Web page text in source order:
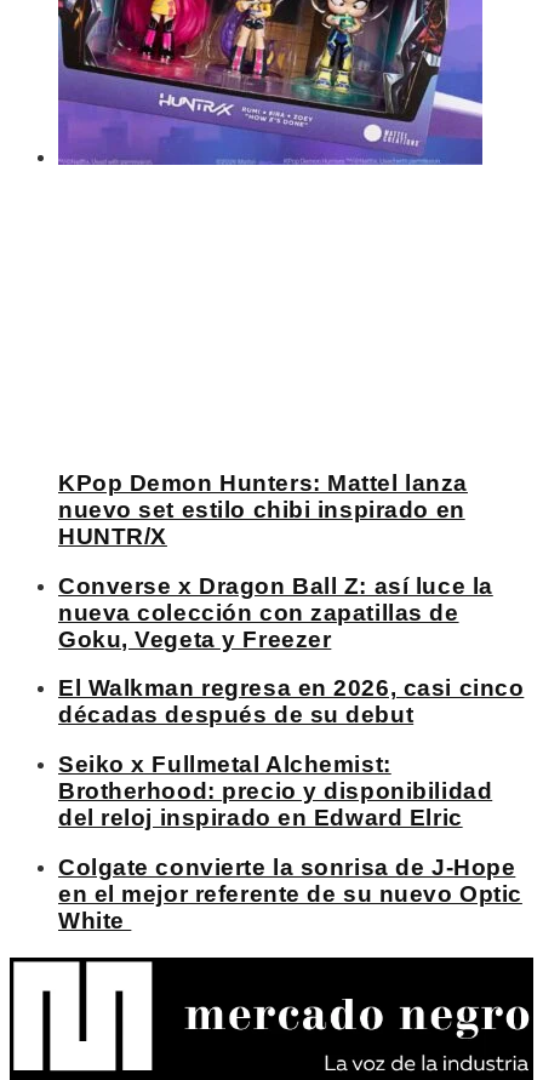
KPop Demon Hunters: Mattel lanza
nuevo set estilo chibi inspirado en
HUNTR/X
Converse x Dragon Ball Z: así luce la
nueva colección con zapatillas de
Goku, Vegeta y Freezer
El Walkman regresa en 2026, casi cinco
décadas después de su debut
Seiko x Fullmetal Alchemist:
Brotherhood: precio y disponibilidad
del reloj inspirado en Edward Elric
Colgate convierte la sonrisa de J-Hope
en el mejor referente de su nuevo Optic
White